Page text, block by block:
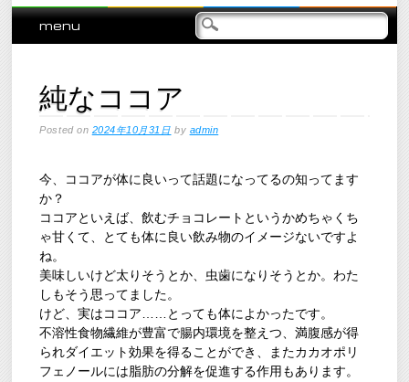
Main menu
Skip
menu
純なココア
Posted on 2024年10月31日 by admin
今、ココアが体に良いって話題になってるの知ってます
か？
ココアといえば、飲むチョコレートというかめちゃくち
ゃ甘くて、とても体に良い飲み物のイメージないですよ
ね。
美味しいけど太りそうとか、虫歯になりそうとか。わた
しもそう思ってました。
けど、実はココア……とっても体によかったです。
不溶性食物繊維が豊富で腸内環境を整えつ、満腹感が得
られダイエット効果を得ることができ、またカカオポリ
フェノールには脂肪の分解を促進する作用もあります。